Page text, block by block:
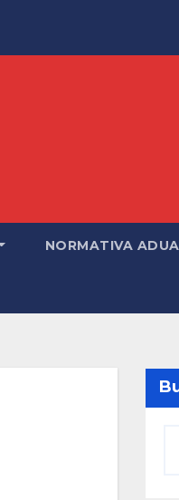
NORMATIVA